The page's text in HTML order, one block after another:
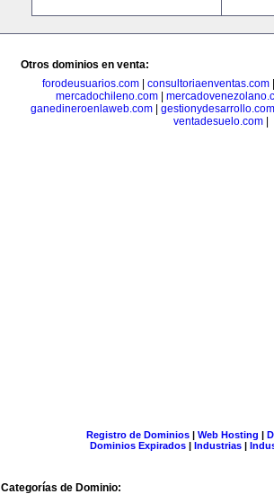
Otros dominios en venta:
forodeusuarios.com
consultoriaenventas.com
mercadochileno.com
ganedineroenlaweb.com
gestionydesarrollo.com
ventadesuelo.com
Registro de Dominios| Web Hosting |
Dominios Expirados | Industrias |
Categorías de Dominio: